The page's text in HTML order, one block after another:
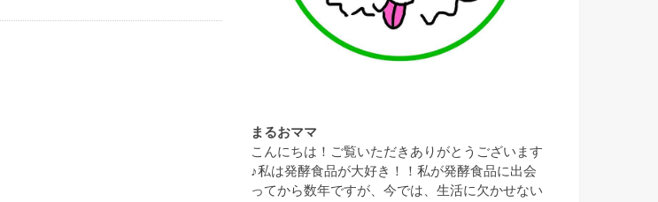
まるおママ
こんにちは！ご覧いただきありがとうございます
♪私は発酵食品が大好き！！私が発酵食品に出会
ってから数年ですが、今では、生活に欠かせない